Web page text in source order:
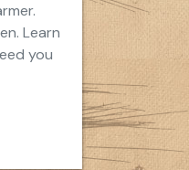
Learn
you